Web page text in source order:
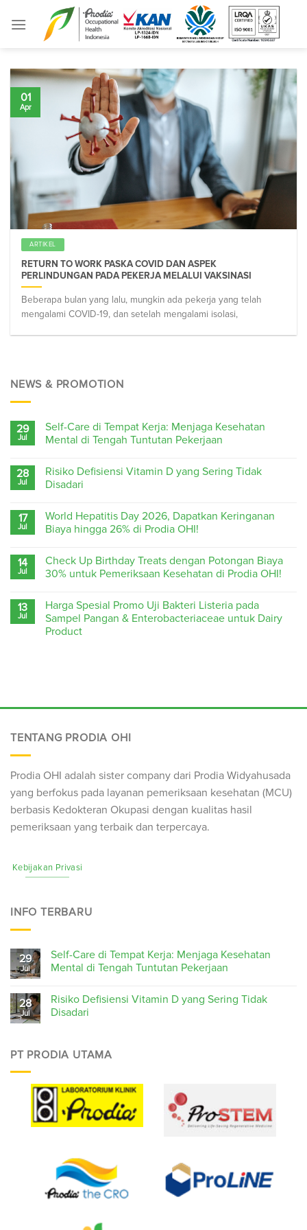
ARTIKEL
RETURN TO WORK PASKA COVID DAN ASPEK
PERLINDUNGAN PADA PEKERJA MELALUI VAKSINASI
Beberapa bulan yang lalu, mungkin ada pekerja yang telah
mengalami COVID-19, dan setelah mengalami isolasi,
01
Apr
NEWS & PROMOTION
29
Jul
Self-Care di Tempat Kerja: Menjaga Kesehatan
Mental di Tengah Tuntutan Pekerjaan
28
Jul
Risiko Defisiensi Vitamin D yang Sering Tidak
Disadari
17
Jul
World Hepatitis Day 2026, Dapatkan Keringanan
Biaya hingga 26% di Prodia OHI!
14
Jul
Check Up Birthday Treats dengan Potongan Biaya
30% untuk Pemeriksaan Kesehatan di Prodia OHI!
13
Jul
Harga Spesial Promo Uji Bakteri Listeria pada
Sampel Pangan & Enterobacteriaceae untuk Dairy
Product
TENTANG PRODIA OHI
Prodia OHI adalah sister company dari Prodia Widyahusada
yang berfokus pada layanan pemeriksaan kesehatan (MCU)
berbasis Kedokteran Okupasi dengan kualitas hasil
pemeriksaan yang terbaik dan terpercaya.
Kebijakan Privasi
INFO TERBARU
29
Jul
Self-Care di Tempat Kerja: Menjaga Kesehatan
Mental di Tengah Tuntutan Pekerjaan
28
Jul
Risiko Defisiensi Vitamin D yang Sering Tidak
Disadari
PT PRODIA UTAMA